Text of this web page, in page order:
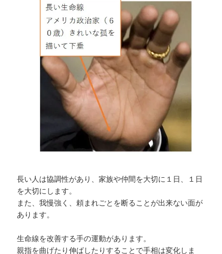
長い人は協調性があり、家族や仲間を大切に１日、１日
を大切にします。
また、我慢強く、頼まれごとを断ることが出来ない面が
あります。
生命線を改善する手の運動があります。
親指を曲げたり伸ばしたりすることで手相は変化しま